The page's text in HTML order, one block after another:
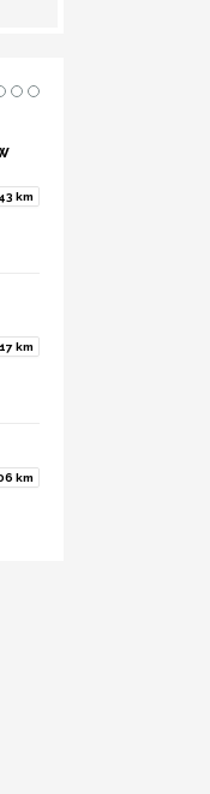
km
km
km